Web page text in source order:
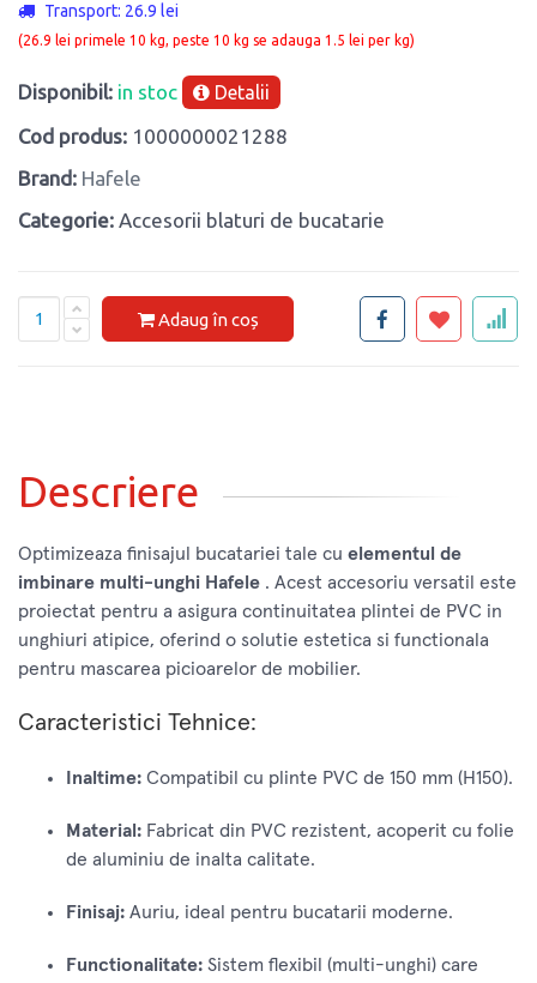
Transport: 26.9 lei
(26.9 lei primele 10 kg, peste 10 kg se adauga 1.5 lei per kg)
Disponibil: in stoc Detalii
Cod produs: 1000000021288
Brand: Hafele
Categorie: Accesorii blaturi de bucatarie
Adaug în coș
Descriere
Optimizeaza finisajul bucatariei tale cu elementul de
imbinare multi-unghi Hafele . Acest accesoriu versatil este
proiectat pentru a asigura continuitatea plintei de PVC in
unghiuri atipice, oferind o solutie estetica si functionala
pentru mascarea picioarelor de mobilier.
Caracteristici Tehnice:
Inaltime: Compatibil cu plinte PVC de 150 mm (H150).
Material: Fabricat din PVC rezistent, acoperit cu folie
de aluminiu de inalta calitate.
Finisaj: Auriu, ideal pentru bucatarii moderne.
Functionalitate: Sistem flexibil (multi-unghi) care